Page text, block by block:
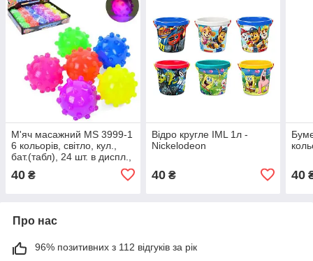
М'яч масажний MS 3999-1
6 кольорів, світло, кул.,
бат.(табл), 24 шт. в диспл.,
40 ₴
Відро кругле IML 1л -
Nickelodeon
40₴ 40
Про нас
96% позитивних з 112 відгуків за рік